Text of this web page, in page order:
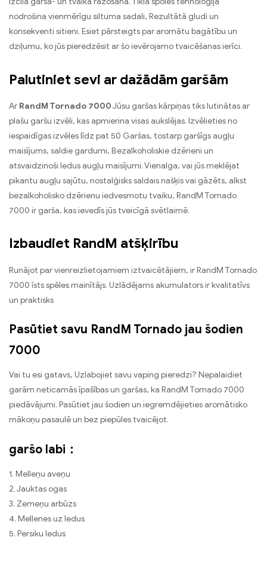
nodrošina vienmērīgu siltuma sadali, Rezultātā gludi un
konsekventi sitieni. Esiet pārsteigts par aromātu bagātību un
dziļumu, ko jūs pieredzēsit ar šo ievērojamo tvaicēšanas ierīci.
Palutiniet sevi ar dažādām garšām
Ar RandM Tornado 7000Jūsu garšas kārpiņas tiks lutinātas ar
plašu garšu izvēli, kas apmierina visas aukslējas. Izvēlieties no
iespaidīgas izvēles līdz pat 50 Garšas, tostarp garšīgs augļu
maisījums, saldie gardumi, Bezalkoholiskie dzērieni un
atsvaidzinoši ledus augļu maisījumi. Vienalga, vai jūs meklējat
pikantu augļu sajūtu, nostalģisks saldais našķis vai gāzēts, alkst
bezalkoholisko dzērienu iedvesmotu tvaiku, RandM Tornado
7000 ir garša, kas ievedīs jūs tveicīgā svētlaimē.
Izbaudiet RandM atšķirību
Runājot par vienreizlietojamiem iztvaicētājiem, ir RandM Tornado
7000 īsts spēles mainītājs. Uzlādējams akumulators ir kvalitatīvs
un praktisks
Pasūtiet savu RandM Tornado jau šodien
7000
Vai tu esi gatavs, Uzlabojiet savu vaping pieredzi? Nepalaidiet
garām neticamās īpašības un garšas, ka RandM Tornado 7000
piedāvājumi. Pasūtiet jau šodien un iegremdējieties aromātisko
mākoņu pasaulē un bez piepūles tvaicējot.
garšo labi：
1. Melleņu aveņu
2. Jauktas ogas
3. Zemeņu arbūzs
4. Mellenes uz ledus
5. Persiku ledus